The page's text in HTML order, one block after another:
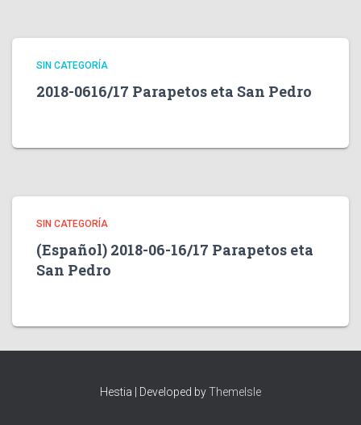
SIN CATEGORÍA
2018-0616/17 Parapetos eta San Pedro
SIN CATEGORÍA
(Español) 2018-06-16/17 Parapetos eta
San Pedro
Hestia | Developed byThemeIsle